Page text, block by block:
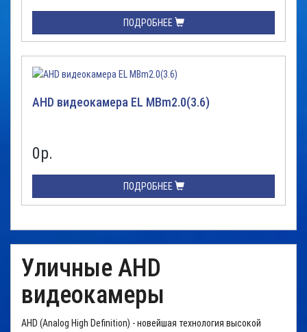
ПОДРОБНЕЕ
AHD видеокамера EL MBm2.0(3.6)
0р.
ПОДРОБНЕЕ
Уличные AHD
видеокамеры
AHD (Analog High Definition) - новейшая технология высокой